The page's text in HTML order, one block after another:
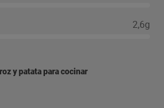
2,6g
y patata para cocinar